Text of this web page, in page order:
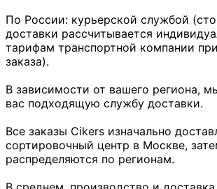
По России: курьерской службой
доставки рассчитывается
тарифам транспортной компании
заказа).
В зависимости от вашего региона,
вас подходящую службу доставки.
Все заказы Cikers изначально
сортировочный центр в Москве,
распределяются по регионам.